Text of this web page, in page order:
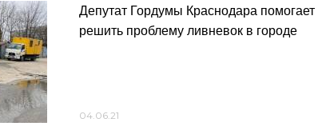
Депутат Гордумы Краснодара помогает
решить проблему ливневок в городе
04.06.21